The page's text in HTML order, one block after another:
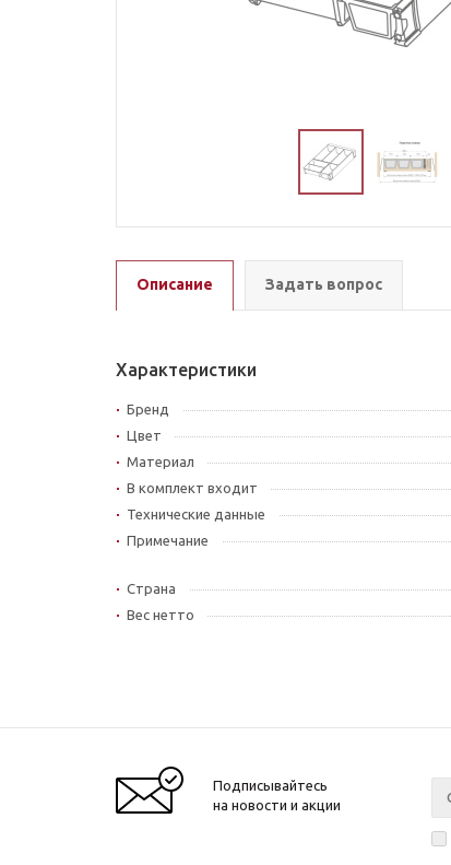
Описание Задать вопрос
Характеристики
Бренд
Цвет
Материал
В комплект входит
Технические данные
Примечание
Страна
Вес нетто
Подписывайтесь
на новости и акции